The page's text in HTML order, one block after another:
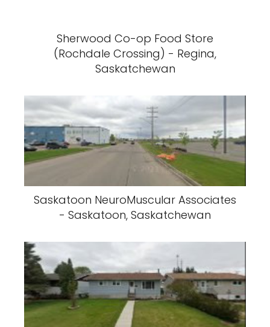
Sherwood Co-op Food Store
(Rochdale Crossing) - Regina,
Saskatchewan
Saskatoon NeuroMuscular Associates
- Saskatoon, Saskatchewan